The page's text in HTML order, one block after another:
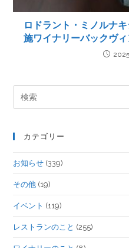
ロドラント・ミノルナ
施ワイナリーバックヴ
カテゴリー
お知らせ (339)
その他 (19)
イベント (119)
レストランのこと (255)